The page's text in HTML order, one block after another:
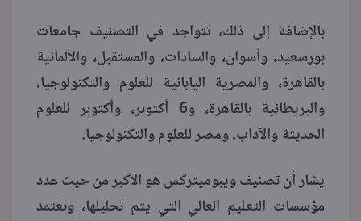
بالإضافة إلى ذلك، تتواجد في التصنيف جامعات
بورسعيد، وأسوان، والسادات، والمستقبل، والألمانية
بالقاهرة، والمصرية اليابانية للعلوم والتكنولوجيا،
والبريطانية بالقاهرة، و6 أكتوبر، وأكتوبر للعلوم
الحديثة والآداب، ومصر للعلوم والتكنولوجيا.
يشار أن تصنيف ويبوميتركس هو الأكبر من حيث عدد
مؤسسات التعليم العالي التي يتم تحليلها، وتعتمد